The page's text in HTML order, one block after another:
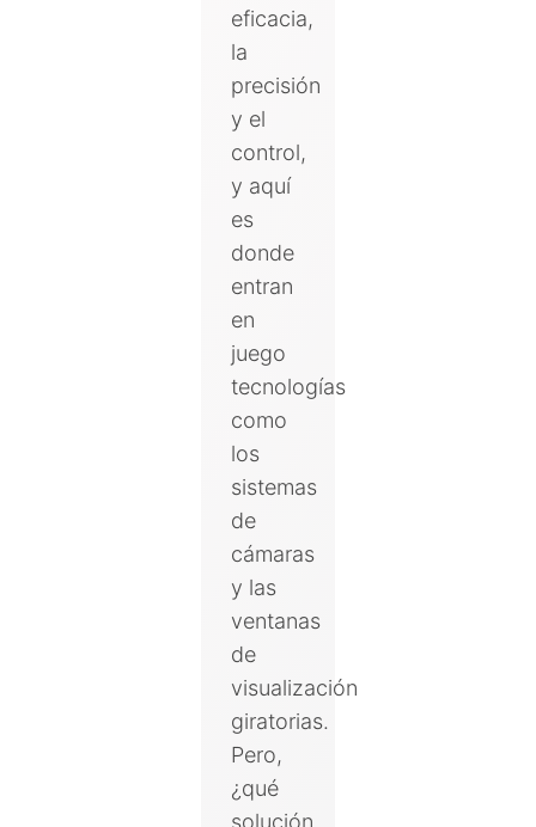
eficacia,
la
precisión
y el
control,
y aquí
es
donde
entran
en
juego
tecnologías
como
los
sistemas
de
cámaras
y las
ventanas
de
visualización
giratorias.
Pero,
¿qué
solución